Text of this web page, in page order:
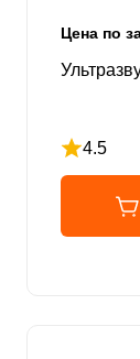
Цена по
4.5
Рейтинг